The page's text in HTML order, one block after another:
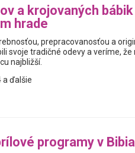
a krojovaných bábik
hrade
prepracovanosťou a
svoje tradičné odevy a veríme,
najbližší.
a ďalšie
programy v